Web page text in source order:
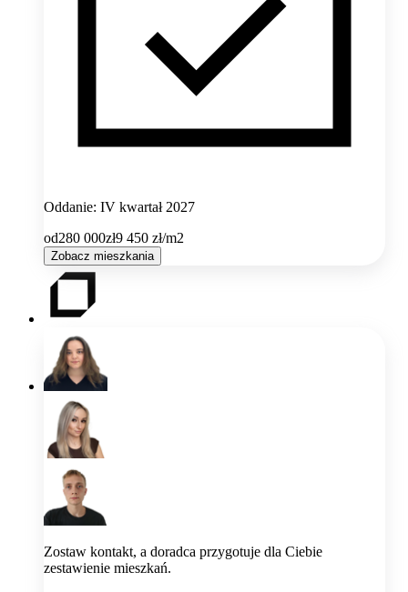
Oddanie: IV kwartał 2027
od280 000zł9 450 zł/m2
Zobacz mieszkania
Zostaw kontakt, a doradca przygotuje dla Ciebie
zestawienie mieszkań.